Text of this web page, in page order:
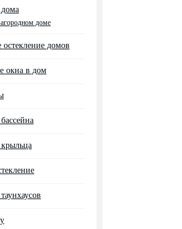
доме
домов
окна в дом